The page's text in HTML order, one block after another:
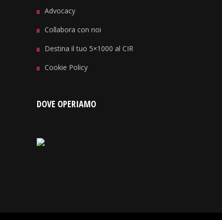
Advocacy
Collabora con noi
Destina il tuo 5×1000 al CIR
Cookie Policy
DOVE OPERIAMO